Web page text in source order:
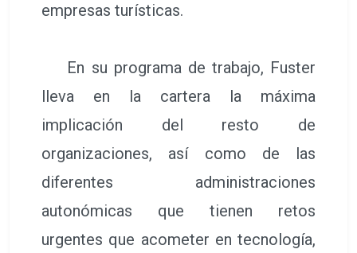
empresas turísticas.
En su programa de trabajo, Fuster
lleva en la cartera la máxima
implicación del resto de
organizaciones, así como de las
diferentes administraciones
autonómicas que tienen retos
urgentes que acometer en tecnología,